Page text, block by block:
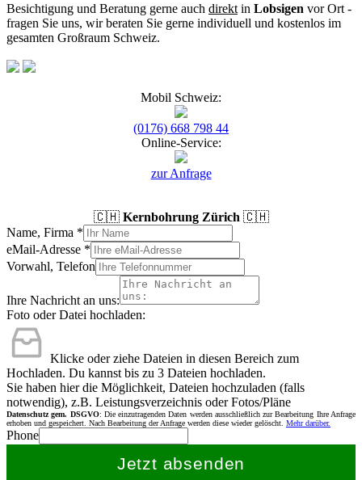
Besichtigung und Beratung gerne auch direkt in Lobsigen vor Ort -
fragen Sie uns, wir beraten Sie gerne individuell und kostenlos im
gesamten Großraum Schweiz.
Mobil Schweiz:
(0176) 668 798 44
Online-Service:
zur Anfrage
🇨🇭 Kernbohrung Zürich 🇨🇭
Name, Firma *
eMail-Adresse *
Vorwahl, Telefon
Ihre Nachricht an uns:
Foto oder Datei hochladen:
Klicke oder ziehe Dateien in diesen Bereich zum
Hochladen. Du kannst bis zu 3 Dateien hochladen.
Sie haben hier die Möglichkeit, Dateien hochzuladen (falls
notwendig), z.B. Leistungsverzeichnis oder Fotos/Pläne
Datenschutz gem. DSGVO: Die einzutragenden Daten werden ausschließlich zur Bearbeitung Ihre Anfrage
erhoben und gespeichert. Nach Bearbeitung der Anfrage werden diese wieder gelöscht. Mehr darüber.
Phone
Jetzt absenden